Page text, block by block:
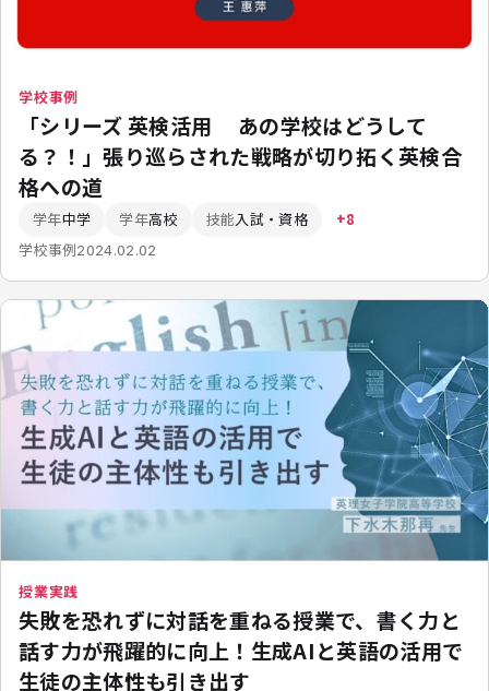
学校事例
「シリーズ 英検活用 あの学校はどうして
る？！」張り巡らされた戦略が切り拓く英検合
格への道
学年中学 学年高校 技能入試・資格 +8
学校事例2024.02.02
授業実践
失敗を恐れずに対話を重ねる授業で、書く力と
話す力が飛躍的に向上！生成AIと英語の活用で
生徒の主体性も引き出す